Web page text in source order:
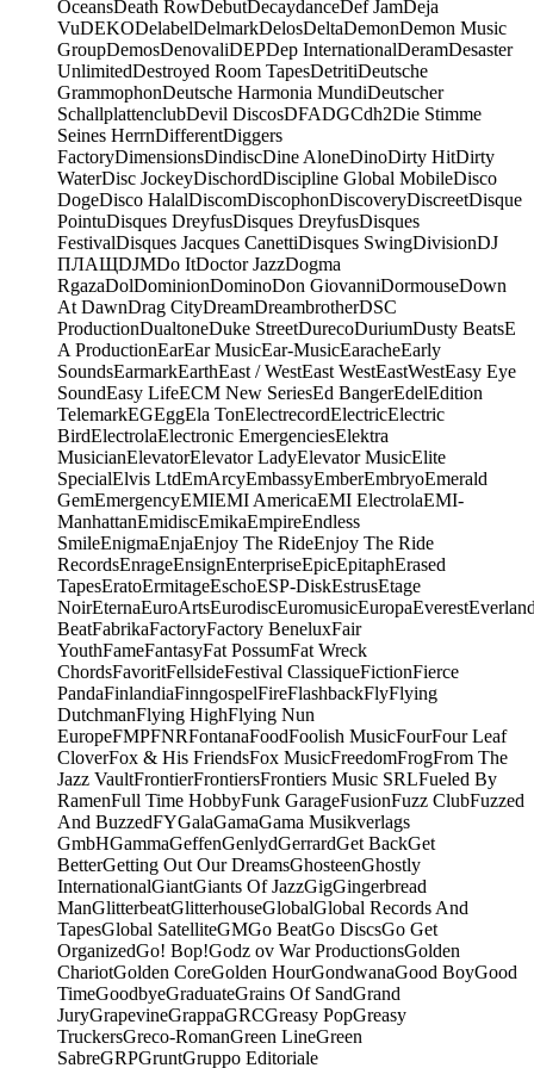
OceansDeath RowDebutDecaydanceDef JamDeja
VuDEKODelabelDelmarkDelosDeltaDemonDemon Music
GroupDemosDenovaliDEPDep InternationalDeramDesaster
UnlimitedDestroyed Room TapesDetritiDeutsche
GrammophonDeutsche Harmonia MundiDeutscher
SchallplattenclubDevil DiscosDFADGCdh2Die Stimme
Seines HerrnDifferentDiggers
FactoryDimensionsDindiscDine AloneDinoDirty HitDirty
WaterDisc JockeyDischordDiscipline Global MobileDisco
DogeDisco HalalDiscomDiscophonDiscoveryDiscreetDisque
PointuDisques DreyfusDisques DreyfusDisques
FestivalDisques Jacques CanettiDisques SwingDivisionDJ
ПЛАЩDJMDo ItDoctor JazzDogma
RgazaDolDominionDominoDon GiovanniDormouseDown
At DawnDrag CityDreamDreambrotherDSC
ProductionDualtoneDuke StreetDurecoDuriumDusty BeatsE
A ProductionEarEar MusicEar-MusicEaracheEarly
SoundsEarmarkEarthEast / WestEast WestEastWestEasy Eye
SoundEasy LifeECM New SeriesEd BangerEdelEdition
TelemarkEGEggEla TonElectrecordElectricElectric
BirdElectrolaElectronic EmergenciesElektra
MusicianElevatorElevator LadyElevator MusicElite
SpecialElvis LtdEmArcyEmbassyEmberEmbryoEmerald
GemEmergencyEMIEMI AmericaEMI ElectrolaEMI-
ManhattanEmidiscEmikaEmpireEndless
SmileEnigmaEnjaEnjoy The RideEnjoy The Ride
RecordsEnrageEnsignEnterpriseEpicEpitaphErased
TapesEratoErmitageEschoESP-DiskEstrusEtage
NoirEternaEuroArtsEurodiscEuromusicEuropaEverest
BeatFabrikaFactoryFactory BeneluxFair
YouthFameFantasyFat PossumFat Wreck
ChordsFavoritFellsideFestival ClassiqueFictionFierce
PandaFinlandiaFinngospelFireFlashbackFlyFlying
DutchmanFlying HighFlying Nun
EuropeFMPFNRFontanaFoodFoolish MusicFourFour Leaf
CloverFox & His FriendsFox MusicFreedomFrogFrom The
Jazz VaultFrontierFrontiersFrontiers Music SRLFueled By
RamenFull Time HobbyFunk GarageFusionFuzz ClubFuzzed
And BuzzedFYGalaGamaGama Musikverlags
GmbHGammaGeffenGenlydGerrardGet BackGet
BetterGetting Out Our DreamsGhosteenGhostly
InternationalGiantGiants Of JazzGigGingerbread
ManGlitterbeatGlitterhouseGlobalGlobal Records And
TapesGlobal SatelliteGMGo BeatGo DiscsGo Get
OrganizedGo! Bop!Godz ov War ProductionsGolden
ChariotGolden CoreGolden HourGondwanaGood BoyGood
TimeGoodbyeGraduateGrains Of SandGrand
JuryGrapevineGrappaGRCGreasy PopGreasy
TruckersGreco-RomanGreen LineGreen
SabreGRPGruntGruppo Editoriale